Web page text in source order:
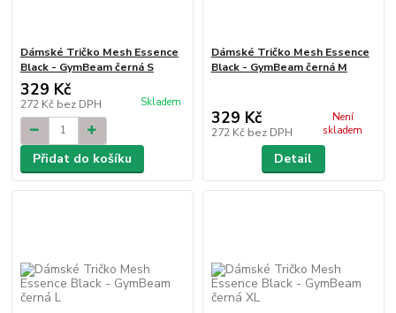
Dámské Tričko Mesh Essence
Black - GymBeam černá S
329 Kč
272 Kč bez DPH Skladem
Přidat do košíku
Dámské Tričko Mesh Essence
Black - GymBeam černá M
329 Kč
272 Kč bez DPH
Není
skladem
Detail